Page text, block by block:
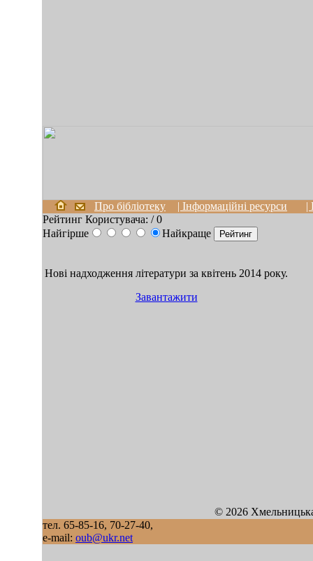
Про бібліотеку | Інформаційні ресурси
|
Рейтинг Користувача: / 0
Найгірше
Найкраще
Нові надходження літератури за квітень 2014 року.
Завантажити
© 2026
тел. 65-85-16, 70-27-40,
e-mail: oub@ukr.net